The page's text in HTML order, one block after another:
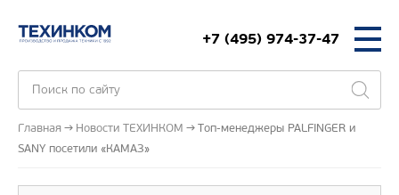
+7 (495) 974-37-47
Главная Новости ТЕХИНКОМ
Топ-менеджеры PALFINGER и
SANY посетили «КАМАЗ»